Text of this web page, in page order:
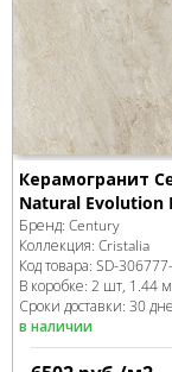
Керамогранит
Natural Evolution
Бренд: Century
Коллекция: Cristalia
Код товара: SD-306777
В коробке: 2 шт, 1.44 м
Сроки доставки: 30
в наличии